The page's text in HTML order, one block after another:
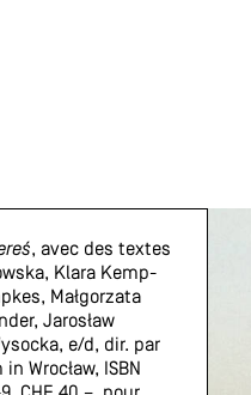
, avec des textes
Klara Kemp-
Małgorzata
Jarosław
e/d, dir. par
Wrocław, ISBN